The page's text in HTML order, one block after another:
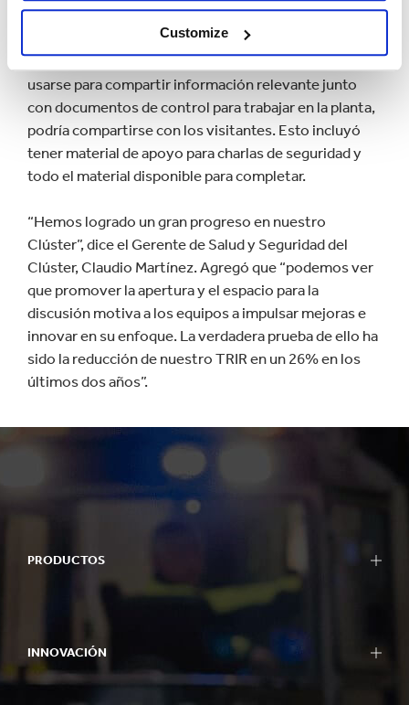
Customize
Coordinador de Seguridad de Corrugado de Chile,
Jaime Carreño, y el equipo de la planta tuvieron una
idea. La creación de una tabla de seguridad que podría
usarse para compartir información relevante junto
con documentos de control para trabajar en la planta,
podría compartirse con los visitantes. Esto incluyó
tener material de apoyo para charlas de seguridad y
todo el material disponible para completar.
“Hemos logrado un gran progreso en nuestro
Clúster”, dice el Gerente de Salud y Seguridad del
Clúster, Claudio Martínez. Agregó que “podemos ver
que promover la apertura y el espacio para la
discusión motiva a los equipos a impulsar mejoras e
innovar en su enfoque. La verdadera prueba de ello ha
sido la reducción de nuestro TRIR en un 26% en los
últimos dos años”.
PRODUCTOS
INNOVACIÓN